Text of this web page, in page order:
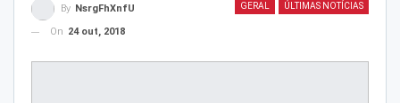
GERAL ÚLTIMAS NOTÍCIAS
By NsrgFhXnfU
On 24 out, 2018